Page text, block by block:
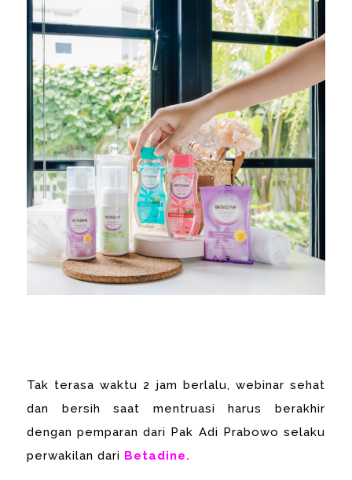
Tak terasa waktu 2 jam berlalu, webinar sehat
dan bersih saat mentruasi harus berakhir
dengan pemparan dari Pak Adi Prabowo selaku
perwakilan dari Betadine.